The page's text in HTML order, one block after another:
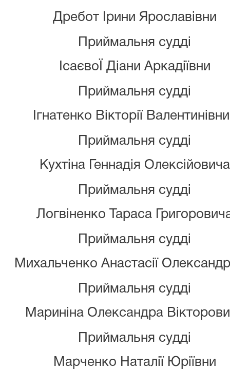
Дребот Ірини Ярославівни
Приймальня судді
ІсаєвоЇ Діани Аркадіївни
Приймальня судді
Ігнатенко Вікторії
Приймальня судді
Кухтіна Геннадія Олексійовича
Приймальня судді
Логвіненко Тараса
Приймальня судді
Михальченко Анастасії
Приймальня судді
Мариніна Олександра
Приймальня судді
Марченко Наталії Юріївни